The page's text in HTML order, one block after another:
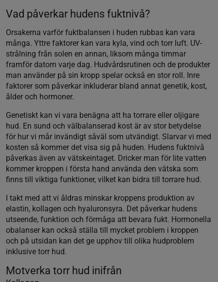
Vad påverkar hudens fuktnivå?
Orsakerna varför fuktbalansen i huden rubbas kan vara
många. Yttre faktorer kan vara kyla, vind och torr luft. UV-
strålning från solen en annan, liksom många timmar
framför datorn varje dag. Hudvårdsrutinen och de produkter
man använder på sin kropp spelar också en stor roll. Inre
faktorer som påverkar inkluderar bland annat genetik, kost,
ålder och hormoner.
Genetiskt kan vi vara benägna att ha torrare eller oljigare
hud. En sund och välbalanserad kost är av stor betydelse
för hur vi mår invändigt såväl som utvändigt. Slarvar vi med
kosten så kommer det visa sig på huden. Hudens fuktnivå
påverkas även av vätskeintaget. Dricker man för lite vatten
kommer kroppen i första hand använda den vätska som
finns till viktiga funktioner, vilket kan bidra till torrare hud.
I takt med att vi åldras minskar kroppens produktion av
elastin, kollagen och hyaluronsyra. Det påverkar hudens
utseende, funktion och förmåga att bevara fukt. Hormonella
obalanser kan också ställa till mycket problem i kroppen
och på utsidan kan det ge upphov till olika hudproblem
inklusive torr hud.
Motverka torr hud inifrån